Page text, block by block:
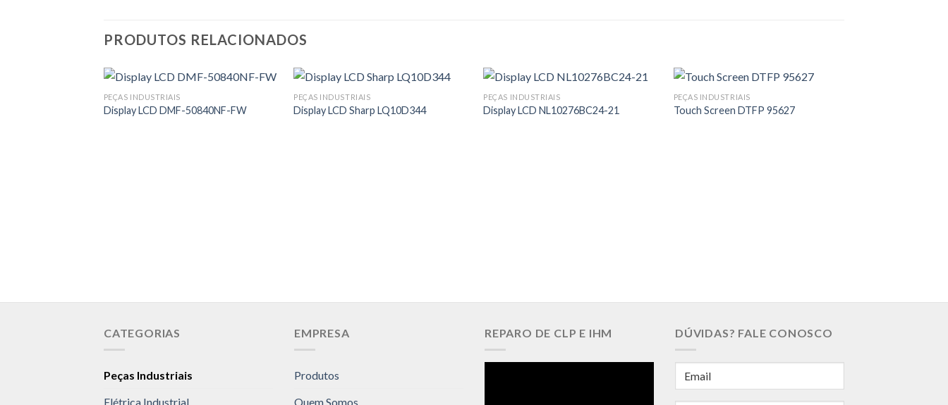
PRODUTOS RELACIONADOS
PEÇAS INDUSTRIAIS
Display LCD DMF-50840NF-FW
PEÇAS INDUSTRIAIS
Display LCD Sharp LQ10D344
PEÇAS INDUSTRIAIS
Display LCD NL10276BC24-21
PEÇAS INDUSTRIAIS
Touch Screen DTFP 95627
CATEGORIAS
Peças Industriais
Elétrica Industrial
EMPRESA
Produtos
Quem Somos
REPARO DE CLP E IHM DÚVIDAS? FALE CONOSCO